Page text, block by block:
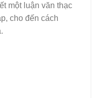
một luận văn thạc
cho đến cách